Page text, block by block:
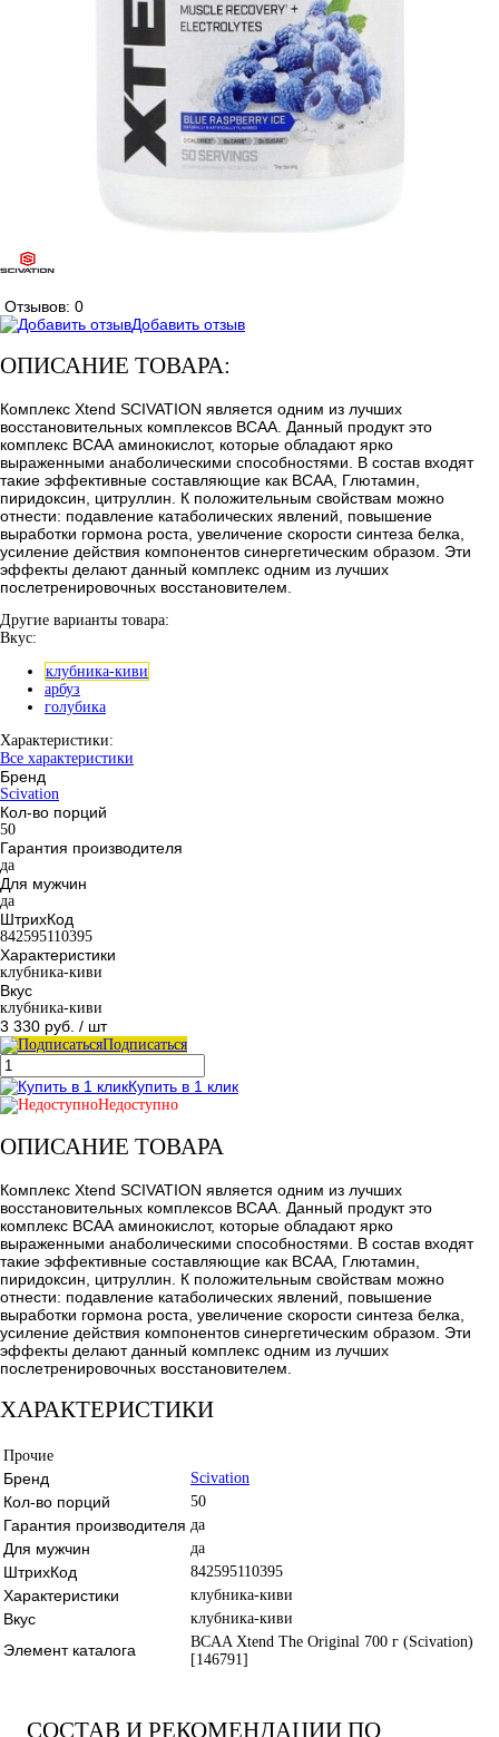
Отзывов: 0
Добавить отзыв
ОПИСАНИЕ ТОВАРА:
Комплекс Xtend SCIVATION является одним из лучших
восстановительных комплексов ВСАА. Данный продукт это
комплекс ВСАА аминокислот, которые обладают ярко
выраженными анаболическими способностями. В состав входят
такие эффективные составляющие как ВСАА, Глютамин,
пиридоксин, цитруллин. К положительным свойствам можно
отнести: подавление катаболических явлений, повышение
выработки гормона роста, увеличение скорости синтеза белка,
усиление действия компонентов синергетическим образом. Эти
эффекты делают данный комплекс одним из лучших
послетренировочных восстановителем.
Другие варианты товара:
Вкус:
клубника-киви
арбуз
голубика
Характеристики:
Все характеристики
Бренд
Scivation
Кол-во порций
50
Гарантия производителя
да
Для мужчин
да
ШтрихКод
842595110395
Характеристики
клубника-киви
Вкус
клубника-киви
3 330 руб. / шт
Подписаться
Купить в 1 клик
Недоступно
ОПИСАНИЕ ТОВАРА
Комплекс Xtend SCIVATION является одним из лучших
восстановительных комплексов ВСАА. Данный продукт это
комплекс ВСАА аминокислот, которые обладают ярко
выраженными анаболическими способностями. В состав входят
такие эффективные составляющие как ВСАА, Глютамин,
пиридоксин, цитруллин. К положительным свойствам можно
отнести: подавление катаболических явлений, повышение
выработки гормона роста, увеличение скорости синтеза белка,
усиление действия компонентов синергетическим образом. Эти
эффекты делают данный комплекс одним из лучших
послетренировочных восстановителем.
ХАРАКТЕРИСТИКИ
Прочие
Бренд Scivation
Кол-во порций 50
Гарантия производителя да
Для мужчин да
ШтрихКод 842595110395
Характеристики клубника-киви
Вкус клубника-киви
Элемент каталога
BCAA Xtend The Original 700 г (Scivation)
[146791]
СОСТАВ И РЕКОМЕНДАЦИИ ПО